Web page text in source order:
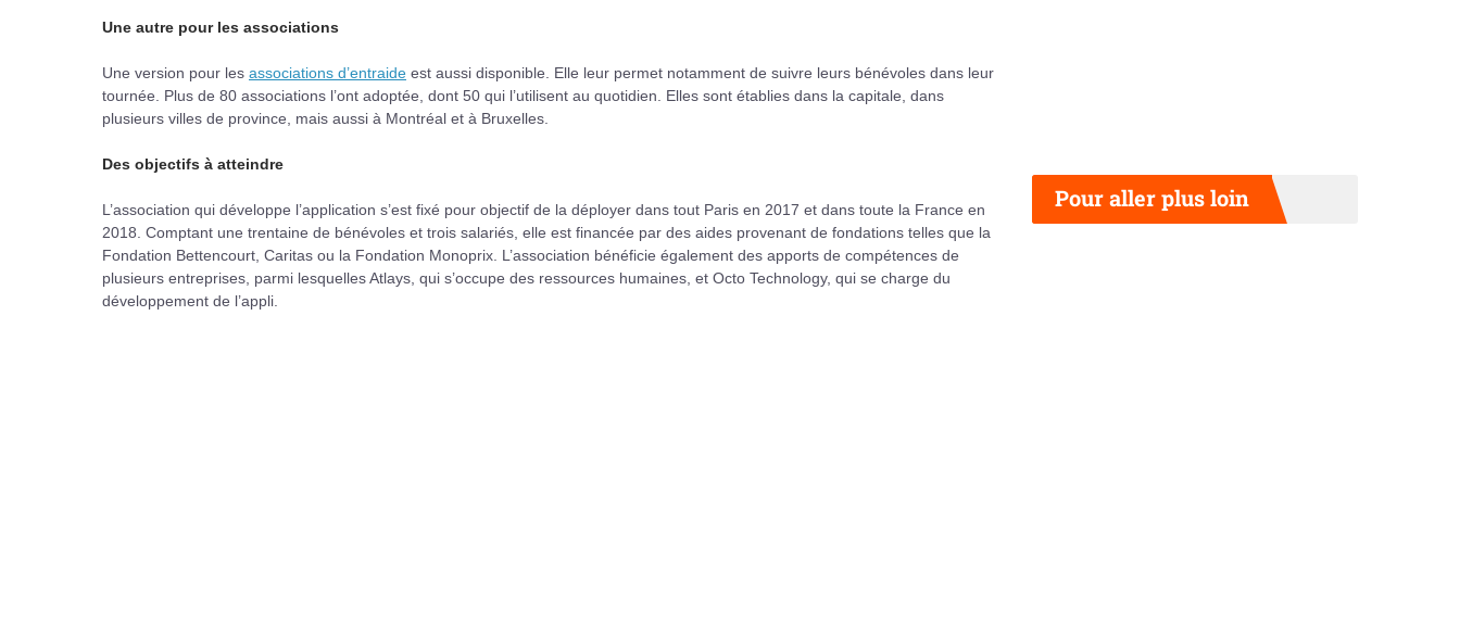
Une autre pour les associations
Une version pour les associations d’entraide est aussi disponible. Elle leur permet notamment de suivre leurs bénévoles dans leur
tournée. Plus de 80 associations l’ont adoptée, dont 50 qui l’utilisent au quotidien. Elles sont établies dans la capitale, dans
plusieurs villes de province, mais aussi à Montréal et à Bruxelles.
Des objectifs à atteindre
L’association qui développe l’application s’est fixé pour objectif de la déployer dans tout Paris en 2017 et dans toute la France en
2018. Comptant une trentaine de bénévoles et trois salariés, elle est financée par des aides provenant de fondations telles que la
Fondation Bettencourt, Caritas ou la Fondation Monoprix. L’association bénéficie également des apports de compétences de
plusieurs entreprises, parmi lesquelles Atlays, qui s’occupe des ressources humaines, et Octo Technology, qui se charge du
développement de l’appli.
Pour aller plus loin